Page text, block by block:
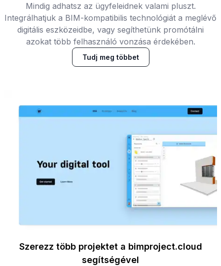
Mindig adhatsz az ügyfeleidnek valami pluszt.
Integrálhatjuk a BIM-kompatibilis technológiát a meglévő
digitális eszközeidbe, vagy segíthetünk promótálni
azokat több felhasználó vonzása érdekében.
Tudj meg többet
Szerezz több projektet a bimproject.cloud
segítségével